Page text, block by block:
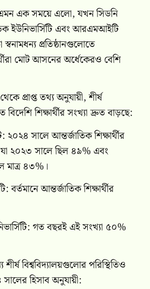
এমন এক সময়ে এলো, যখন সিডনি
ইউনিভার্সিটি এবং আরএমআইটি
প্রতিষ্ঠানগুলোতে
মোট আসনের অর্ধেকেরও বেশি
প্রাপ্ত তথ্য অনুযায়ী, শীর্ষ
বিদেশি শিক্ষার্থীর সংখ্যা দ্রুত বাড়ছে:
২০২৪ সালে আন্তর্জাতিক শিক্ষার্থীর
২০২৩ সালে ছিল ৪৯% এবং
মাত্র ৪৩%।
বর্তমানে আন্তর্জাতিক শিক্ষার্থীর
গত বছরই এই সংখ্যা ৫০%
শীর্ষ বিশ্ববিদ্যালয়গুলোর পরিস্থিতিও
হিসাব অনুযায়ী: